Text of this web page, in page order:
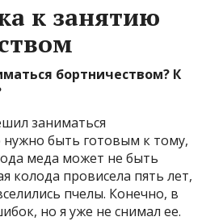
к занятию
бортничеством? К
заниматься
нужно быть готовым к тому,
меда может не быть
колода провисела пять лет,
пчелы. Конечно, в
но я уже не снимал ее.